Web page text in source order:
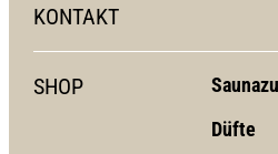
KONTAKT
SHOP
Düfte